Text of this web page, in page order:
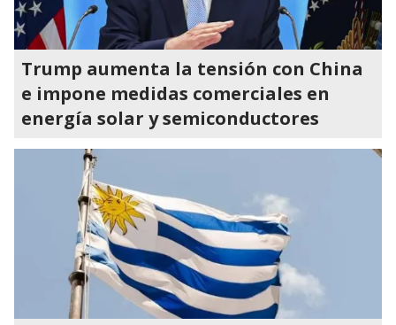
Trump aumenta la tensión con China
e impone medidas comerciales en
energía solar y semiconductores